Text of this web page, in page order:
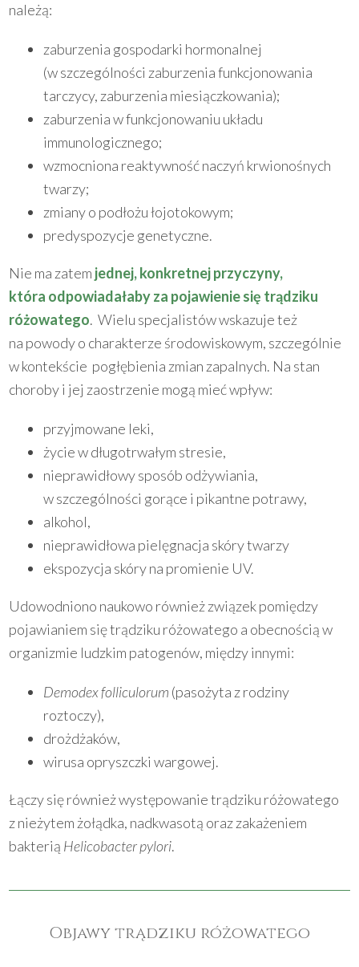
należą:
zaburzenia gospodarki hormonalnej
(w szczególności zaburzenia funkcjonowania
tarczycy, zaburzenia miesiączkowania);
zaburzenia w funkcjonowaniu układu
immunologicznego;
wzmocniona reaktywność naczyń krwionośnych
twarzy;
zmiany o podłożu łojotokowym;
predyspozycje genetyczne.
Nie ma zatem jednej, konkretnej przyczyny,
która odpowiadałaby za pojawienie się trądziku
różowatego. Wielu specjalistów wskazuje też
na powody o charakterze środowiskowym, szczególnie
w kontekście pogłębienia zmian zapalnych. Na stan
choroby i jej zaostrzenie mogą mieć wpływ:
przyjmowane leki,
życie w długotrwałym stresie,
nieprawidłowy sposób odżywiania,
w szczególności gorące i pikantne potrawy,
alkohol,
nieprawidłowa pielęgnacja skóry twarzy
ekspozycja skóry na promienie UV.
Udowodniono naukowo również związek pomiędzy
pojawianiem się trądziku różowatego a obecnością w
organizmie ludzkim patogenów, między innymi:
Demodex folliculorum (pasożyta z rodziny
roztoczy),
drożdżaków,
wirusa opryszczki wargowej.
Łączy się również występowanie trądziku różowatego
z nieżytem żołądka, nadkwasotą oraz zakażeniem
bakterią Helicobacter pylori.
Objawy trądziku różowatego